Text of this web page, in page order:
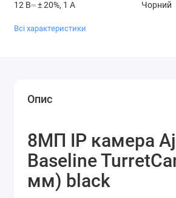
12 В⎓ ± 20%, 1 А Чорний
Всі характеристики
Опис
8МП IP камера
Baseline
мм) black